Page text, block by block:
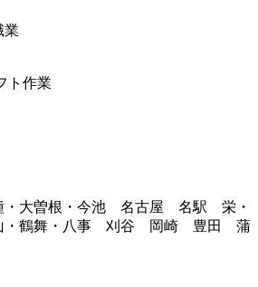
業
ト作業
・大曽根・今池 名古屋 名駅 栄・
・鶴舞・八事 刈谷 岡崎 豊田 蒲